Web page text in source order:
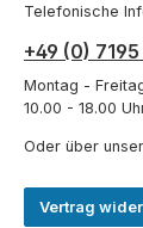
Telefonische
+49 (0)
Montag -
10.00 - 18.00
Oder über unser
Vertrag